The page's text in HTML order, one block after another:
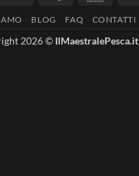
BLOG FAQ CONTATTI
2026 © IlMaestralePesca.it